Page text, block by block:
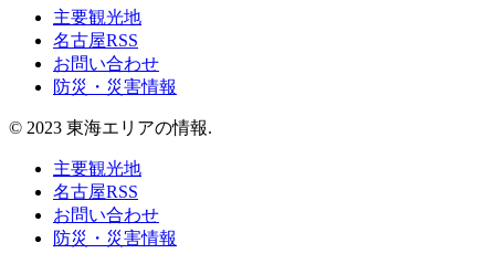
主要観光地
名古屋RSS
お問い合わせ
防災・災害情報
© 2023 東海エリアの情報.
主要観光地
名古屋RSS
お問い合わせ
防災・災害情報